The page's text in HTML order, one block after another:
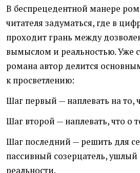
В беспрецедентной манере
читателя задуматься, где в
проходит грань между
вымыслом и реальностью. Уже
романа автор делится
к просветлению:
Шаг первый — наплевать на то,
Шаг второй — наплевать, что о
Шаг последний — решить для
пассивный созерцатель,
реальности.